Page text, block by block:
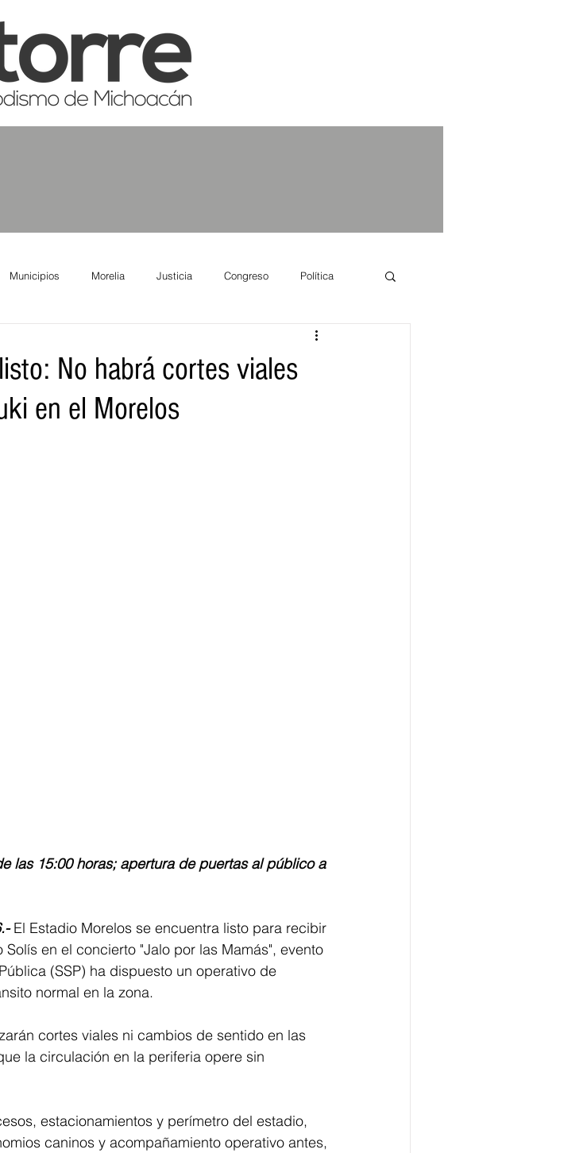
Municipios Morelia Justicia Congreso Política
DIF Mujeres Scop
No habrá cortes viales
en el Morelos
El Estadio Morelos se encuentra listo para recibir
en el concierto "Jalo por las Mamás", evento
(SSP) ha dispuesto un operativo de
normal en la zona.
cortes viales ni cambios de sentido en las
la circulación en la periferia opere sin
estacionamientos y perímetro del estadio,
caninos y acompañamiento operativo antes,